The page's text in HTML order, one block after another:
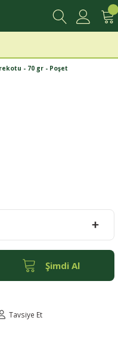
- 70 gr - Poşet
Şimdi Al
Tavsiye Et